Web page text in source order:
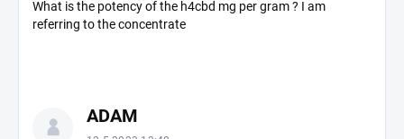
What is the potency of the h4cbd mg per gram ? I am
referring to the concentrate
ADAM